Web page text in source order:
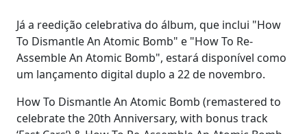
Já a reedição celebrativa do álbum, que inclui "How
To Dismantle An Atomic Bomb" e "How To Re-
Assemble An Atomic Bomb", estará disponível como
um lançamento digital duplo a 22 de novembro.
How To Dismantle An Atomic Bomb (remastered to
celebrate the 20th Anniversary, with bonus track